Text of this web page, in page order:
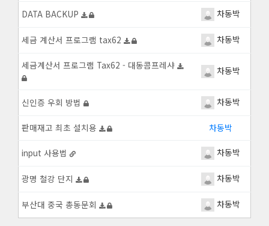
DATA BACKUP 차동박
세금 계산서 프로그램 tax62 차동박
세금계산서 프로그램 Tax62 - 대동콤프레샤 차동박
신인증 우회 방법 차동박
판매재고 최초 설치용 차동박
input 사용법 차동박
광명 철강 단지 차동박
부산대 중국 총동문회 차동박